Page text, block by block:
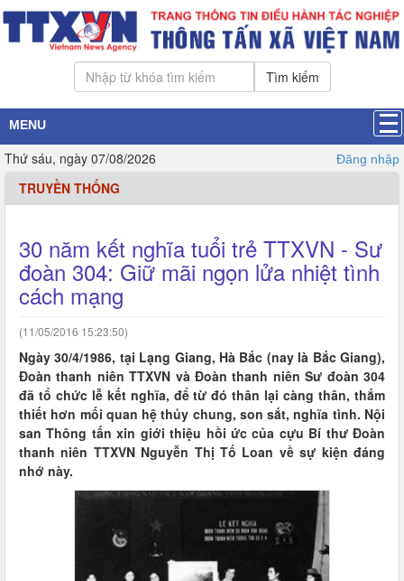
Tìm kiếm
MENU
Thứ sáu, ngày 07/08/2026 Đăng nhập
TRUYỀN THỐNG
30 năm kết nghĩa tuổi trẻ TTXVN - Sư
đoàn 304: Giữ mãi ngọn lửa nhiệt tình
cách mạng
(11/05/2016 15:23:50)
Ngày 30/4/1986, tại Lạng Giang, Hà Bắc (nay là Bắc Giang),
Đoàn thanh niên TTXVN và Đoàn thanh niên Sư đoàn 304
đã tổ chức lễ kết nghĩa, để từ đó thân lại càng thân, thắm
thiết hơn mối quan hệ thủy chung, son sắt, nghĩa tình. Nội
san Thông tấn xin giới thiệu hồi ức của cựu Bí thư Đoàn
thanh niên TTXVN Nguyễn Thị Tố Loan về sự kiện đáng
nhớ này.